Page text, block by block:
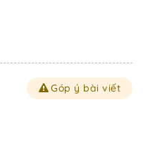
Góp ý bài viết